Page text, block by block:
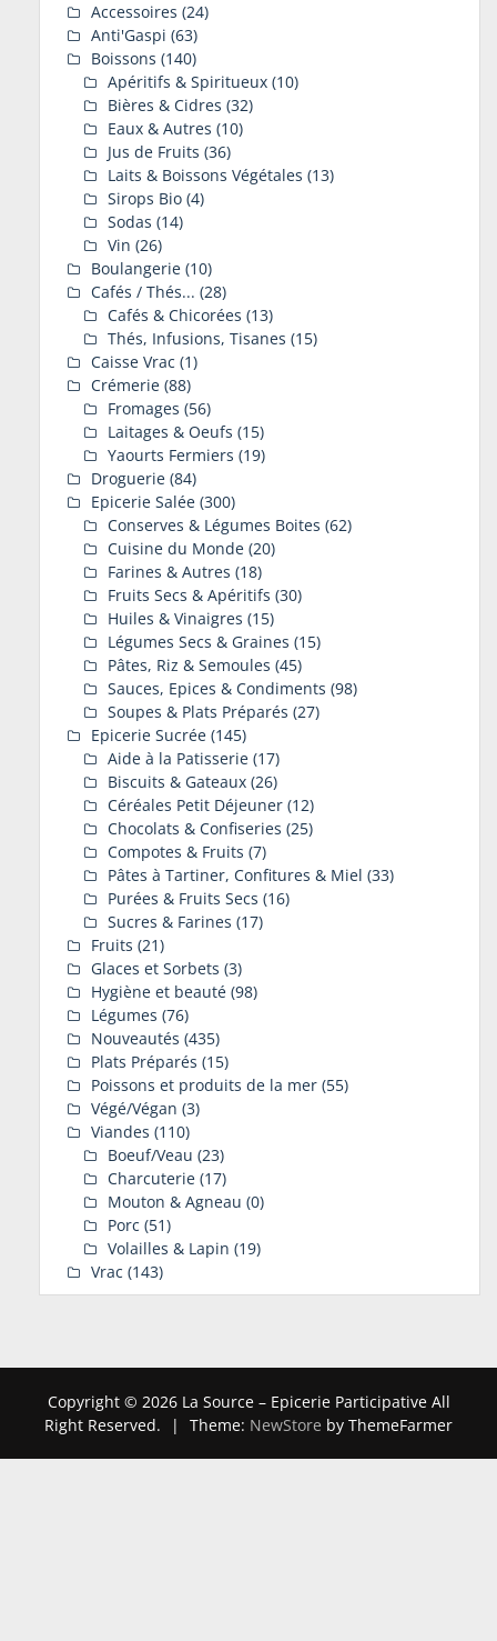
Accessoires (24)
Anti'Gaspi (63)
Boissons (140)
Apéritifs & Spiritueux (10)
Bières & Cidres (32)
Eaux & Autres (10)
Jus de Fruits (36)
Laits & Boissons Végétales (13)
Sirops Bio (4)
Sodas (14)
Vin (26)
Boulangerie (10)
Cafés / Thés... (28)
Cafés & Chicorées (13)
Thés, Infusions, Tisanes (15)
Caisse Vrac (1)
Crémerie (88)
Fromages (56)
Laitages & Oeufs (15)
Yaourts Fermiers (19)
Droguerie (84)
Epicerie Salée (300)
Conserves & Légumes Boites (62)
Cuisine du Monde (20)
Farines & Autres (18)
Fruits Secs & Apéritifs (30)
Huiles & Vinaigres (15)
Légumes Secs & Graines (15)
Pâtes, Riz & Semoules (45)
Sauces, Epices & Condiments (98)
Soupes & Plats Préparés (27)
Epicerie Sucrée (145)
Aide à la Patisserie (17)
Biscuits & Gateaux (26)
Céréales Petit Déjeuner (12)
Chocolats & Confiseries (25)
Compotes & Fruits (7)
Pâtes à Tartiner, Confitures & Miel (33)
Purées & Fruits Secs (16)
Sucres & Farines (17)
Fruits (21)
Glaces et Sorbets (3)
Hygiène et beauté (98)
Légumes (76)
Nouveautés (435)
Plats Préparés (15)
Poissons et produits de la mer (55)
Végé/Végan (3)
Viandes (110)
Boeuf/Veau (23)
Charcuterie (17)
Mouton & Agneau (0)
Porc (51)
Volailles & Lapin (19)
Vrac (143)
Copyright © 2026 La Source – Epicerie Participative All
Right Reserved.
| Theme: NewStore by ThemeFarmer